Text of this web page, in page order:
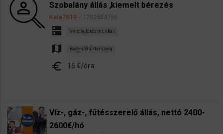
Szobalány állás ,kiemelt bérezés
Kata7819 1782584766
dns Vendéglátós munkák
map Baden-Württemberg
euro 16 €/óra
Víz-, gáz-, fűtésszerelő állás, nettó 2400-
2600€/hó